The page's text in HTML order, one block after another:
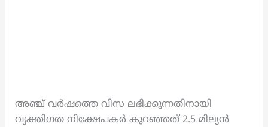
അഞ്ച് വർഷത്തെ വിസ ലഭിക്കുന്നതിനായി
വ്യക്തിഗത നിക്ഷേപകർ കുറഞ്ഞത് 2.5 മില്യൻ